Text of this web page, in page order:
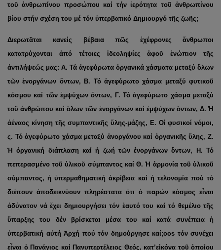
τοῦ ἀνθρωπίνου προσώπου καί τήν ἱερότητα τοῦ ἀνθρωπίνου
βίου στήν σχέση του μέ τόν ὑπερβατικό Δημιουργό τῆς ζωῆς;
Διερωτᾶται κανείς βέβαια πῶς ἐχέφρονες ἄνθρωποι
κατατρύχονται ἀπό τέτοιες ἰδεοληψίες ἀφοῦ ἐνώπιον τῆς
ἀντιλήψεώς μας: Α. Τά ἀγεφύρωτα ὀργανικά χάσματα μεταξύ ὅλων
τῶν ἐνοργάνων ὄντων, Β. Τό ἀγεφύρωτο χάσμα μεταξύ φυτικοῦ
κόσμου καί τῶν ἐμψύχων ὄντων, Γ. Τό ἀγεφύρωτο χάσμα μεταξύ
τοῦ ἀνθρώπου καί ὅλων τῶν ἐνοργάνων καί ἐμψύχων ὄντων, Δ. Ἡ
ἀέναος κίνηση τῆς συμπαντικῆς ὕλης-μάζης, Ε. Οἱ φυσικοί νόμοι,
ς. Τό ἀγεφύρωτο χάσμα μεταξύ ἀνοργάνου καί ὀργανικῆς ὕλης, Ζ.
Ἡ ὀργανική διάπλαση καί ἡ ζωή τῶν ἐνοργάνων ὄντων, Η. Τό
πεπερασμένο τοῦ ὑλικοῦ σύμπαντος καί Θ. Ἡ ἁρμονία τοῦ ὑλικοῦ
σύμπαντος, ἡ ὑπερμαθηματική ἀκρίβεια καί ἡ τελονομία πού τό
διέπουν ἀποδεικνύουν πληρέστατα ὅτι ὁ παρών κόσμος εἶναι
ἀδύνατον νά ἔχει δημιουργήσει τόν ἑαυτό του καί τό θεμέλιο τῆς
ὕπαρξης του δέν βρίσκεται μέσα του καί κατά συνέπεια ἡ
ὑπερβατική αὐτή Ἀρχή πού τόν δημούργησε καί;oos τόν συνέχει
εἶναι ὁ Πανάγιος καί Πανυπερτέλειος Θεός, κατ’εἰκόνα τοῦ ὁποίου